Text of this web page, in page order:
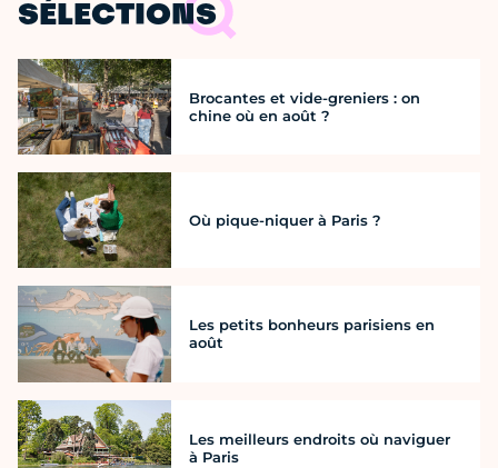
SÉLECTIONS
Brocantes et vide-greniers : on
chine où en août ?
Où pique-niquer à Paris ?
Les petits bonheurs parisiens en
août
Les meilleurs endroits où naviguer
à Paris